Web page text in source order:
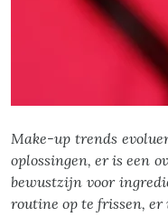
Make-up trends
oplossingen, er is een
bewustzijn voor
routine op te frissen,